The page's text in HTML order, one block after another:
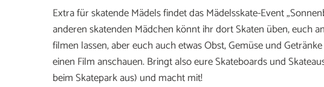
Extra für skatende Mädels findet das Mädelsskate-Event
anderen skatenden Mädchen könnt ihr dort Skaten üben, euch
filmen lassen, aber euch auch etwas Obst, Gemüse und
einen Film anschauen. Bringt also eure Skateboards und
beim Skatepark aus) und macht mit!